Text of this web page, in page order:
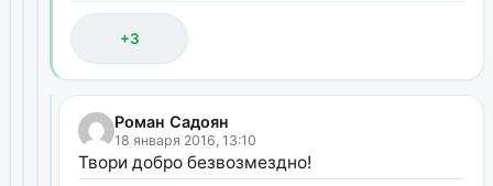
+3
Роман Садоян
18 января 2016, 13:10
Твори добро безвозмездно!